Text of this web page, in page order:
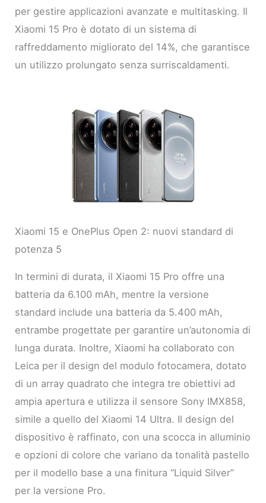
per gestire applicazioni avanzate e multitasking. Il
Xiaomi 15 Pro è dotato di un sistema di
raffreddamento migliorato del 14%, che garantisce
un utilizzo prolungato senza surriscaldamenti.
Xiaomi 15 e OnePlus Open 2: nuovi standard di
potenza 5
In termini di durata, il Xiaomi 15 Pro offre una
batteria da 6.100 mAh, mentre la versione
standard include una batteria da 5.400 mAh,
entrambe progettate per garantire un’autonomia di
lunga durata. Inoltre, Xiaomi ha collaborato con
Leica per il design del modulo fotocamera, dotato
di un array quadrato che integra tre obiettivi ad
ampia apertura e utilizza il sensore Sony IMX858,
simile a quello del Xiaomi 14 Ultra. Il design del
dispositivo è raffinato, con una scocca in alluminio
e opzioni di colore che variano da tonalità pastello
per il modello base a una finitura “Liquid Silver”
per la versione Pro.